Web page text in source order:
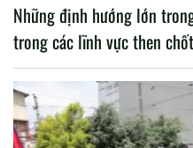
Những định hướng lớn
trong các lĩnh vực then